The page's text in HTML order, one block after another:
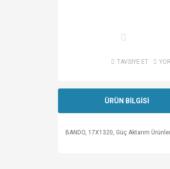
TAVSİYE ET
ÜRÜN BİLGİSİ
BANDO, 17X1320, Güç Aktarım